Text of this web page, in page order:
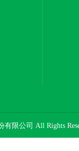
限公司 All Rights